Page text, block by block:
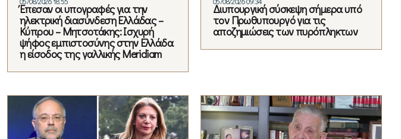
Έπεσαν οι υπογραφές για την
ηλεκτρική διασύνδεση Ελλάδας –
Κύπρου – Μητσοτάκης: Ισχυρή
ψήφος εμπιστοσύνης στην Ελλάδα
η είσοδος της γαλλικής Meridiam
Διυπουργική σύσκεψη σήμερα υπό
τον Πρωθυπουργό για τις
αποζημιώσεις των πυρόπληκτων